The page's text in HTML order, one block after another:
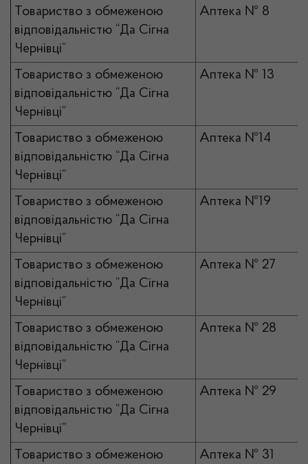
Товариство з обмеженою
відповідальністю “Да Сігна
Чернівці”
Аптека № 8
Товариство з обмеженою
відповідальністю “Да Сігна
Чернівці”
Аптека № 13
Товариство з обмеженою
відповідальністю “Да Сігна
Чернівці”
Аптека №14
Товариство з обмеженою
відповідальністю “Да Сігна
Чернівці”
Аптека №19
Товариство з обмеженою
відповідальністю “Да Сігна
Чернівці”
Аптека № 27
Товариство з обмеженою
відповідальністю “Да Сігна
Чернівці”
Аптека № 28
Товариство з обмеженою
відповідальністю “Да Сігна
Чернівці”
Аптека № 29
Товариство з обмеженою
Аптека № 31